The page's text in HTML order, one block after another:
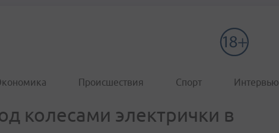
Происшествия Спорт Интервью
колесами электрички в